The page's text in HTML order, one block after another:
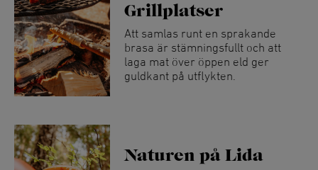
Grillplatser
Att samlas runt en sprakande
brasa är stämningsfullt och att
laga mat över öppen eld ger
guldkant på utflykten.
Naturen på Lida